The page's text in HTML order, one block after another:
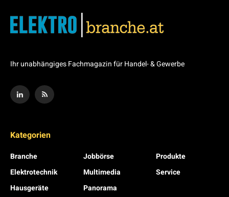
Ihr unabhängiges Fachmagazin für Handel- & Gewerbe
Kategorien
Branche
Elektrotechnik
Hausgeräte
Jobbörse
Multimedia
Panorama
Produkte
Service